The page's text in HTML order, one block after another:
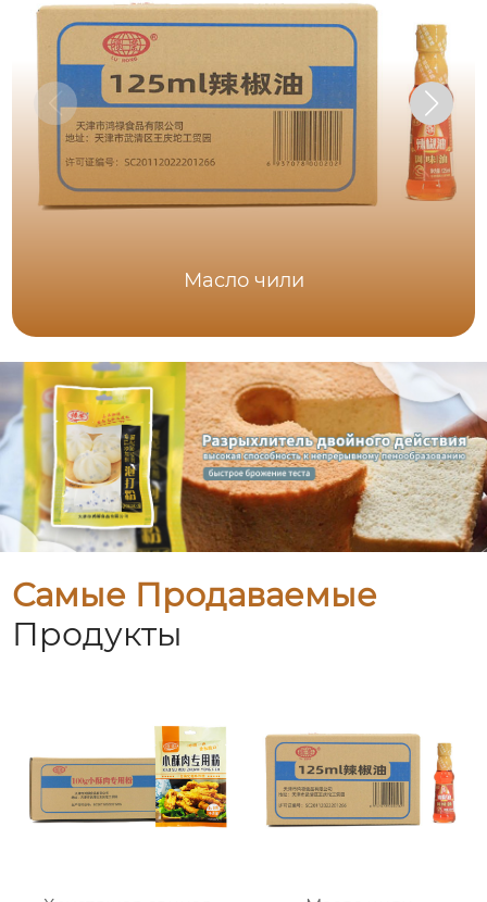
Масло чили
Самые Продаваемые
Продукты